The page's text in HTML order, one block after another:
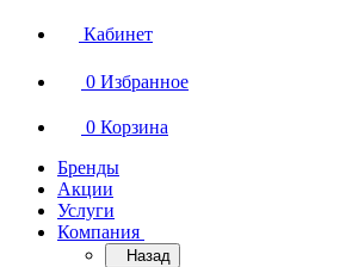
Кабинет
0 Избранное
0 Корзина
Бренды
Акции
Услуги
Компания
Назад